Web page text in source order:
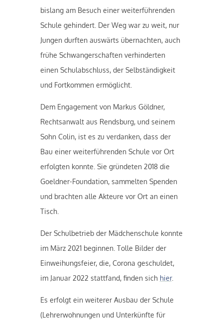
bislang am Besuch einer weiterführenden
Schule gehindert. Der Weg war zu weit, nur
Jungen durften auswärts übernachten, auch
frühe Schwangerschaften verhinderten
einen Schulabschluss, der Selbständigkeit
und Fortkommen ermöglicht.
Dem Engagement von Markus Göldner,
Rechtsanwalt aus Rendsburg, und seinem
Sohn Colin, ist es zu verdanken, dass der
Bau einer weiterführenden Schule vor Ort
erfolgten konnte. Sie gründeten 2018 die
Goeldner-Foundation, sammelten Spenden
und brachten alle Akteure vor Ort an einen
Tisch.
Der Schulbetrieb der Mädchenschule konnte
im März 2021 beginnen. Tolle Bilder der
Einweihungsfeier, die, Corona geschuldet,
im Januar 2022 stattfand, finden sich hier.
Es erfolgt ein weiterer Ausbau der Schule
(Lehrerwohnungen und Unterkünfte für